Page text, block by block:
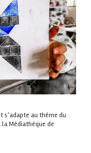
s’adapte au thème du
Médiathèque de